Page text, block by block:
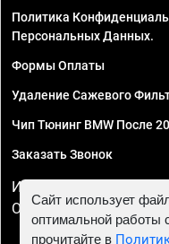
Политика
Персональных Данных.
Формы Оплаты
Удаление Сажевого
Чип Тюнинг BMW После
Заказать Звонок
ИП Смирнов Георгий
ОГРНИП
Сайт использует
оптимальной работы
прочитайте в